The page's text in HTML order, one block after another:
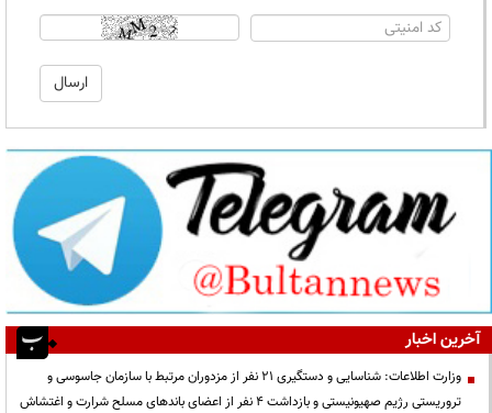
آخرین اخبار
وزارت اطلاعات: شناسایی و دستگیری ۲۱ نفر از مزدوران مرتبط با سازمان جاسوسی و
تروریستی رژیم صهیونیستی و بازداشت ۴ نفر از اعضای باندهای مسلح شرارت و اغتشاش